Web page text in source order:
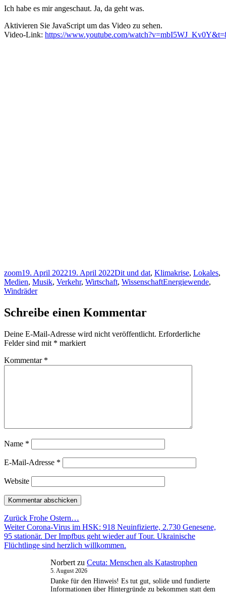
Ich habe es mir angeschaut. Ja, da geht was.
Aktivieren Sie JavaScript um das Video zu sehen.
Video-Link: https://www.youtube.com/
Autor
zoomVeröffentlicht
am
19. April 202219. April 2022Kategorien
Dit und dat, Klimakrise, Lokales,
Medien, Musik, Verkehr, Wirtschaft, WissenschaftSchlagwörter
Energiewende,
Windräder
Schreibe einen Kommentar
Deine E-Mail-Adresse wird nicht veröffentlicht. Erforderliche
Felder sind mit * markiert
Kommentar *
Name *
E-Mail-Adresse *
Website
Beitragsnavigation
Zurück Vorheriger
Beitrag:
Frohe Ostern…
Weiter Nächster
Beitrag:
Corona-Virus im HSK: 918 Neuinfizierte, 2.730 Genesene,
95 stationär. Der Impfbus geht wieder auf Tour. Ukrainische
Flüchtlinge sind herzlich willkommen.
Norbert zu Ceuta: Menschen als Katastrophen
5. August 2026
Danke für den Hinweis! Es tut gut, solide und fundierte
Informationen über Hintergründe zu bekommen statt dem